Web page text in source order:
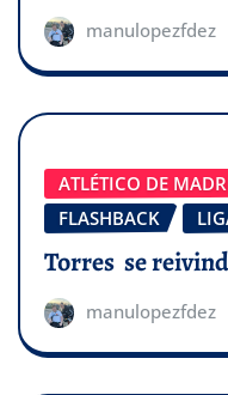
manulopezfdez
ATLÉTICO DE
FLASHBACK
Torres se
manulopezfdez